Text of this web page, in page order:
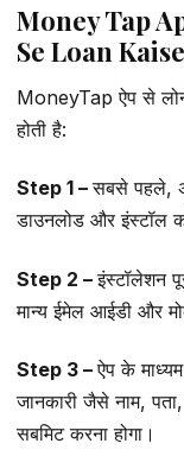
Money Tap
Se Loan
MoneyTap ऐप से लोन
होती है:
Step 1 –सबसे पहले,
डाउनलोड और इंस्टॉल
Step 2 –इंस्टॉलेशन
मान्य ईमेल आईडी और
Step 3 –ऐप के
जानकारी जैसे नाम,
सबमिट करना होगा।